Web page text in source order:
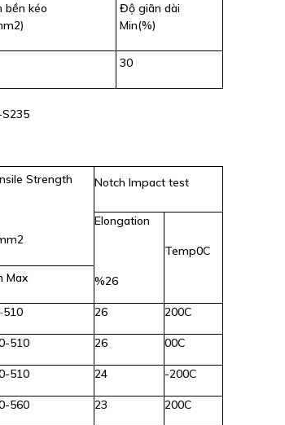
bền kéo
Độ giãn dài
Min(%)
30
Strength Notch Impact test
Elongation
%26
Temp0C
Max
-510 26 200C
510 26 00C
510 24 -200C
560 23 200C